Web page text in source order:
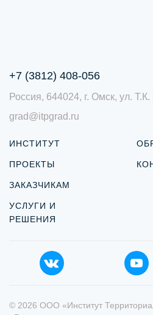
+7 (3812) 408-056
Россия, 644024, г. Омск, ул.
grad@itpgrad.ru
ИНСТИТУТ
ПРОЕКТЫ
ЗАКАЗЧИКАМ
УСЛУГИ И
РЕШЕНИЯ
© 2026 ООО «Институт